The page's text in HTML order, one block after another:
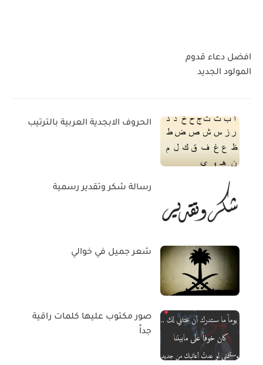
افضل دعاء قدوم
المولود الجديد
الحروف الابجدية العربية بالترتيب
رسالة شكر وتقدير رسمية
شعر جميل في خوالي
صور مكتوب عليها كلمات راقية
جداً